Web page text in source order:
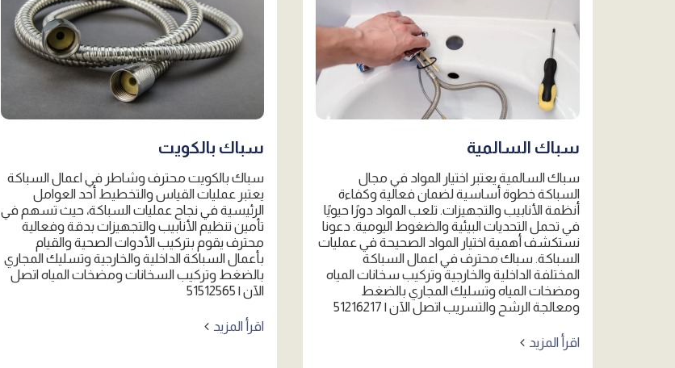
سباك السالمية
سباك السالمية يعتبر اختيار المواد في مجال
السباكة خطوة أساسية لضمان فعالية وكفاءة
أنظمة الأنابيب والتجهيزات. تلعب المواد دورًا حيويًا
في تحمل التحديات البيئية والضغوط اليومية. دعونا
نستكشف أهمية اختيار المواد الصحيحة في عمليات
السباكة. سباك محترف في اعمال السباكة
المختلفة الداخلية والخارجية وتركيب سخانات المياه
ومضخات المياه وتسليك المجاري بالضغط
ومعالجة الرشح والتسريب اتصل الآن | 51216217
اقرأ المزيد
سباك بالكويت
سباك بالكويت محترف وشاطر في اعمال السباكة
يعتبر عمليات القياس والتخطيط أحد العوامل
الرئيسية في نجاح عمليات السباكة، حيث تسهم في
تأمين تنظيم الأنابيب والتجهيزات بدقة وفعالية
محترف يقوم بتركيب الأدوات الصحية والقيام
بأعمال السباكة الداخلية والخارجية وتسليك المجاري
بالضغط وتركيب السخانات ومضخات المياه اتصل
الآن | 51512565
اقرأ المزيد